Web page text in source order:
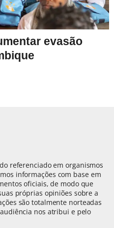
evasão
referenciado em organismos
informações com base em
oficiais, de modo que
próprias opiniões sobre a
são totalmente norteadas
nos atribui e pelo